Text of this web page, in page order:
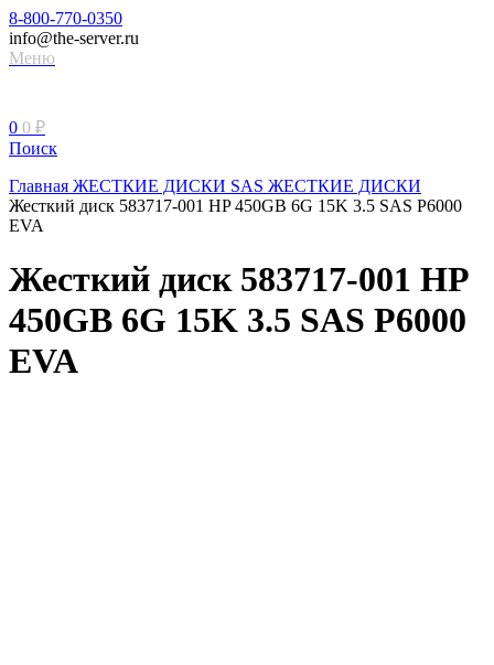
8-800-770-0350
info@the-server.ru
Меню
0 0 ₽
Поиск
Главная ЖЕСТКИЕ ДИСКИ SAS ЖЕСТКИЕ ДИСКИ
Жесткий диск 583717-001 HP 450GB 6G 15K 3.5 SAS P6000
EVA
Жесткий диск 583717-001 HP
450GB 6G 15K 3.5 SAS P6000
EVA